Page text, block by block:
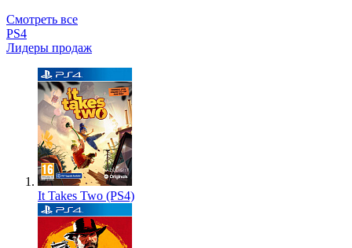
Смотреть все
PS4
Лидеры продаж
It Takes Two (PS4)